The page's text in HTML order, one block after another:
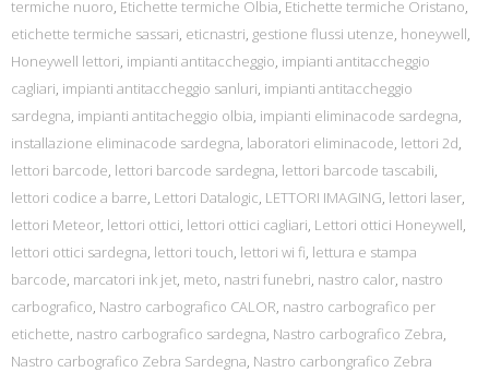
termiche nuoro, Etichette termiche Olbia, Etichette termiche Oristano,
etichette termiche sassari, eticnastri, gestione flussi utenze, honeywell,
Honeywell lettori, impianti antitaccheggio, impianti antitaccheggio
cagliari, impianti antitaccheggio sanluri, impianti antitaccheggio
sardegna, impianti antitacheggio olbia, impianti eliminacode sardegna,
installazione eliminacode sardegna, laboratori eliminacode, lettori 2d,
lettori barcode, lettori barcode sardegna, lettori barcode tascabili,
lettori codice a barre, Lettori Datalogic, LETTORI IMAGING, lettori laser,
lettori Meteor, lettori ottici, lettori ottici cagliari, Lettori ottici Honeywell,
lettori ottici sardegna, lettori touch, lettori wi fi, lettura e stampa
barcode, marcatori ink jet, meto, nastri funebri, nastro calor, nastro
carbografico, Nastro carbografico CALOR, nastro carbografico per
etichette, nastro carbografico sardegna, Nastro carbografico Zebra,
Nastro carbografico Zebra Sardegna, Nastro carbongrafico Zebra